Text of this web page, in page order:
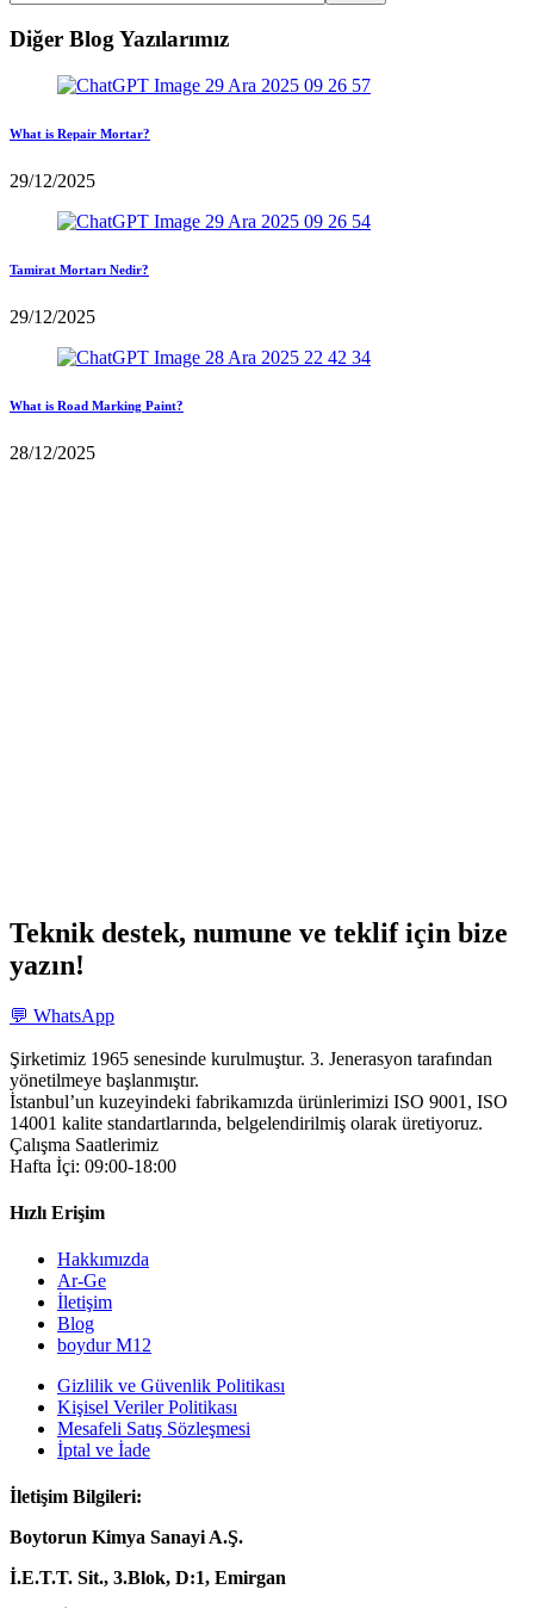
Diğer Blog Yazılarımız
What is Repair Mortar?
29/12/2025
Tamirat Mortarı Nedir?
29/12/2025
What is Road Marking Paint?
28/12/2025
Teknik destek, numune ve teklif için bize
yazın!
💬 WhatsApp
Şirketimiz 1965 senesinde kurulmuştur. 3. Jenerasyon tarafından
yönetilmeye başlanmıştır.
İstanbul’un kuzeyindeki fabrikamızda ürünlerimizi ISO 9001, ISO
14001 kalite standartlarında, belgelendirilmiş olarak üretiyoruz.
Çalışma Saatlerimiz
Hafta İçi: 09:00-18:00
Hızlı Erişim
Hakkımızda
Ar-Ge
İletişim
Blog
boydur M12
Gizlilik ve Güvenlik Politikası
Kişisel Veriler Politikası
Mesafeli Satış Sözleşmesi
İptal ve İade
İletişim Bilgileri:
Boytorun Kimya Sanayi A.Ş.
İ.E.T.T. Sit., 3.Blok, D:1, Emirgan